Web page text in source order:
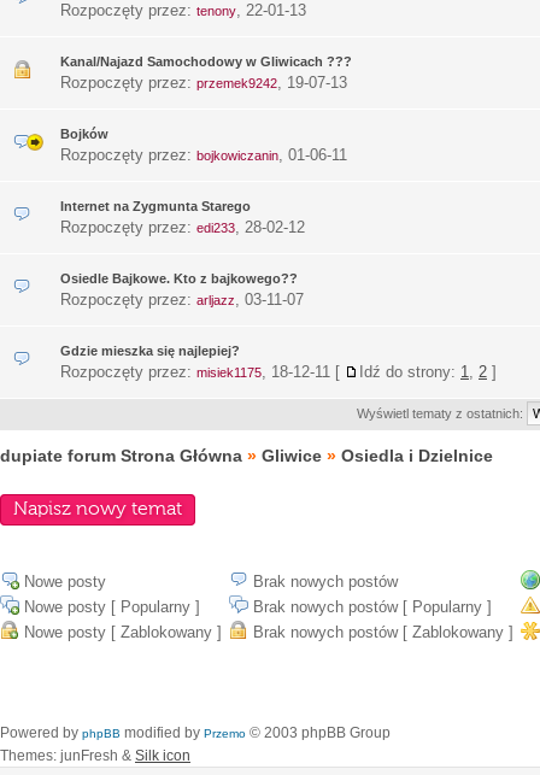
Rozpoczęty przez: tenony, 22-01-13
Kanal/Najazd Samochodowy w Gliwicach ???
Rozpoczęty przez: przemek9242, 19-07-13
Bojków
Rozpoczęty przez: bojkowiczanin, 01-06-11
Internet na Zygmunta Starego
Rozpoczęty przez: edi233, 28-02-12
Osiedle Bajkowe. Kto z bajkowego??
Rozpoczęty przez: arljazz, 03-11-07
Gdzie mieszka się najlepiej?
Rozpoczęty przez: misiek1175, 18-12-11 [ Idź do strony: 1, 2 ]
Wyświetl tematy z ostatnich:
dupiate forum Strona Główna » Gliwice » Osiedla i Dzielnice
Napisz nowy temat
Nowe posty
Brak nowych postów
Nowe posty [ Popularny ]
Brak nowych postów [ Popularny ]
Nowe posty [ Zablokowany ]
Brak nowych postów [ Zablokowany ]
Powered by phpBB modified by Przemo © 2003 phpBB Group
Themes: junFresh & Silk icon